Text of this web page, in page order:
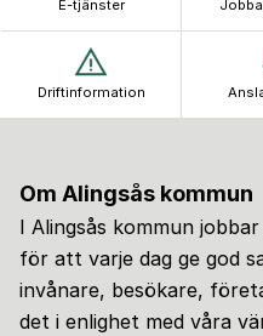
E-tjänster
Driftinformation
Om Alingsås kommun
I Alingsås kommun
för att varje dag ge god
invånare, besökare,
det i enlighet med våra